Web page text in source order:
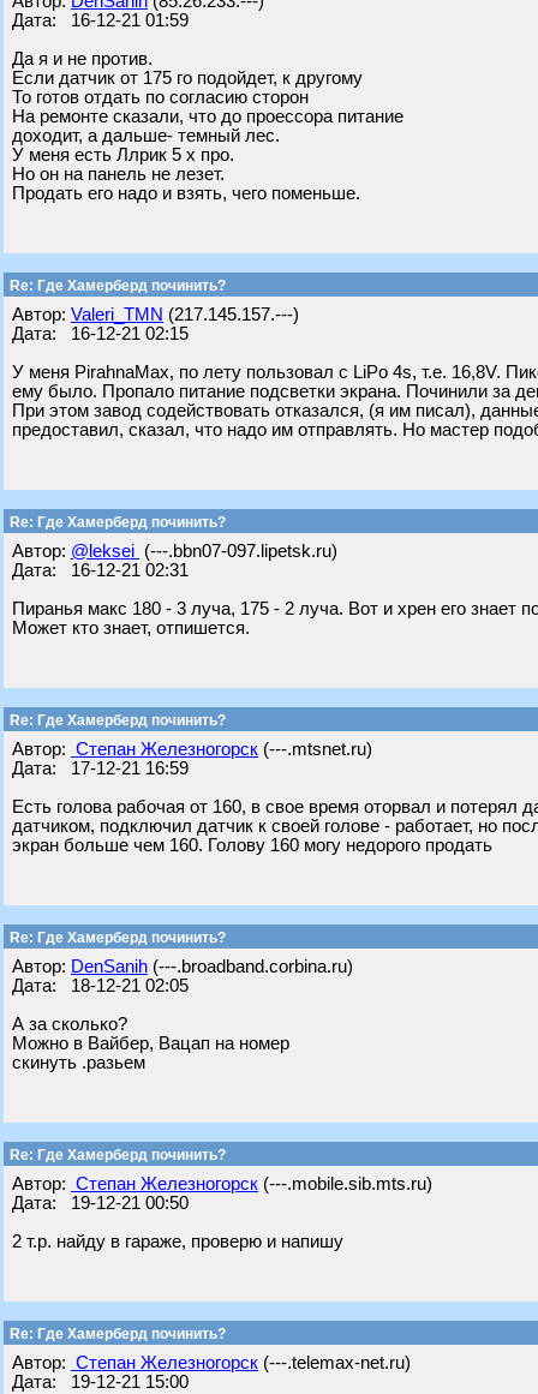
Дата: 16-12-21 01:59
Да я и не против.
Если датчик от 175 го подойдет, к другому
То готов отдать по согласию сторон
На ремонте сказали, что до проессора питание
доходит, а дальше- темный лес.
У меня есть Ллрик 5 х про.
Но он на панель не лезет.
Продать его надо и взять, чего поменьше.
Re: Где Хамерберд починить?
Автор: Valeri_TMN (217.145.157.---)
Дата: 16-12-21 02:15
У меня PirahnaMax, по лету пользовал с LiPo 4s, т.е. 16,8V.
ему было. Пропало питание подсветки экрана. Починили за
При этом завод содействовать отказался, (я им писал),
предоставил, сказал, что надо им отправлять. Но мастер
Re: Где Хамерберд починить?
Автор: @leksei (---.bbn07-097.lipetsk.ru)
Дата: 16-12-21 02:31
Пиранья макс 180 - 3 луча, 175 - 2 луча. Вот и хрен его знает
Может кто знает, отпишется.
Re: Где Хамерберд починить?
Автор: Степан Железногорск (---.mtsnet.ru)
Дата: 17-12-21 16:59
Есть голова рабочая от 160, в свое время оторвал и
датчиком, подключил датчик к своей голове - работает, но
экран больше чем 160. Голову 160 могу недорого продать
Re: Где Хамерберд починить?
Автор: DenSanih (---.broadband.corbina.ru)
Дата: 18-12-21 02:05
А за сколько?
Можно в Вайбер, Вацап на номер
скинуть .разьем
Re: Где Хамерберд починить?
Автор: Степан Железногорск (---.mobile.sib.mts.ru)
Дата: 19-12-21 00:50
2 т.р. найду в гараже, проверю и напишу
Re: Где Хамерберд починить?
Автор: Степан Железногорск (---.telemax-net.ru)
Дата: 19-12-21 15:00